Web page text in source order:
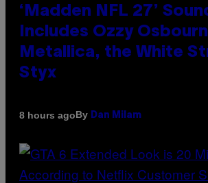
‘Madden NFL 27’
Includes Ozzy
Metallica, the White
Styx
8 hours agoBy Dan Milam